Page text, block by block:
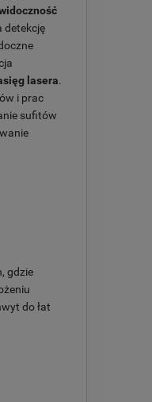
detekcję
lasera.
i prac
sufitów
gdzie
do łat